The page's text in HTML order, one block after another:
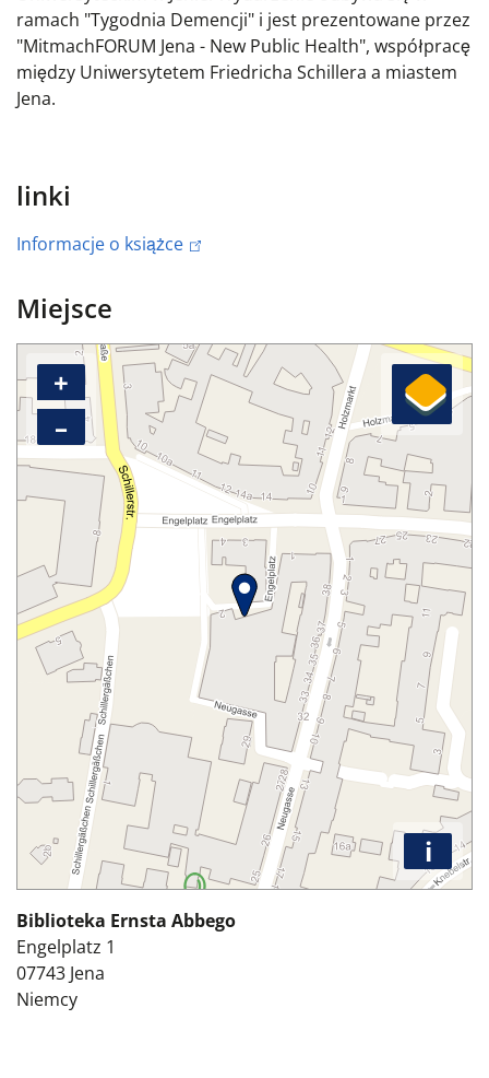
ramach "Tygodnia Demencji" i jest prezentowane przez
"MitmachFORUM Jena - New Public Health", współpracę
między Uniwersytetem Friedricha Schillera a miastem
Jena.
linki
Informacje o książce
Miejsce
+
–
i
Biblioteka Ernsta Abbego
Engelplatz 1
07743 Jena
Niemcy